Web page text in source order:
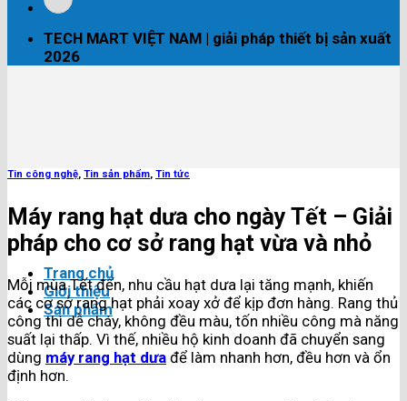
TECH MART VIỆT NAM | giải pháp thiết bị sản xuất
2026
Trang chủ
Giới thiệu
Sản phẩm
Tin công nghệ, Tin sản phẩm, Tin tức
Máy rang hạt dưa cho ngày Tết – Giải
pháp cho cơ sở rang hạt vừa và nhỏ
Mỗi mùa Tết đến, nhu cầu hạt dưa lại tăng mạnh, khiến
các cơ sở rang hạt phải xoay xở để kịp đơn hàng. Rang thủ
công thì dễ cháy, không đều màu, tốn nhiều công mà năng
suất lại thấp. Vì thế, nhiều hộ kinh doanh đã chuyển sang
dùng máy rang hạt dưa để làm nhanh hơn, đều hơn và ổn
định hơn.